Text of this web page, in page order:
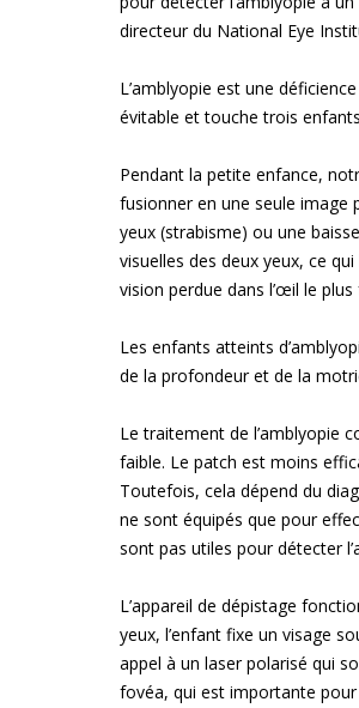
directeur du National Eye
L’amblyopie est une
évitable et touche trois
Pendant la petite enfance,
fusionner en une seule image
yeux (strabisme) ou une
visuelles des deux yeux, ce
vision perdue dans l’œil le
Les enfants atteints
de la profondeur et de la
Le traitement de l’amblyopie
faible. Le patch est moins
Toutefois, cela dépend du
ne sont équipés que pour
sont pas utiles pour détecter
L’appareil de dépistage
yeux, l’enfant fixe un visage
appel à un laser polarisé qui
fovéa, qui est importante